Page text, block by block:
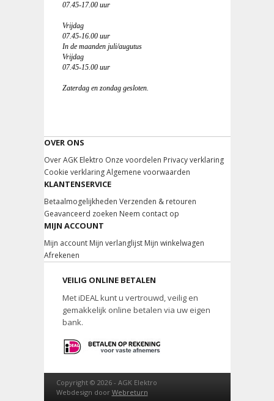
07.45-17.00 uur
Vrijdag
07.45-16.00 uur
In de maanden juli/augutus
Vrijdag
07.45-15.00 uur
Zaterdag en zondag gesloten.
OVER ONS
Over AGK Elektro Onze voordelen Privacy verklaring
Cookie verklaring Algemene voorwaarden
KLANTENSERVICE
Betaalmogelijkheden Verzenden & retouren
Geavanceerd zoeken Neem contact op
MIJN ACCOUNT
Mijn account Mijn verlanglijst Mijn winkelwagen
Afrekenen
VEILIG ONLINE BETALEN
Met iDEAL kunt u vertrouwd, veilig en
gemakkelijk online betalen via uw eigen
bank.
Copyright © 2026 - AGK Elektro
Webdesign door Webreturn